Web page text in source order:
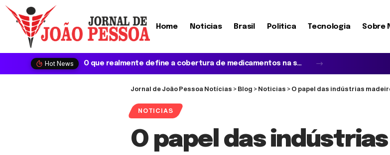
Home Noticias Brasil Politica Tecnologia Sobre
Hot News Quando o idoso não reconhece a família e acredita em impostores: entenda a síndrome de Capgras
Jornal de João Pessoa Notícias > Blog > Noticias > O papel das indústrias madeireira
NOTICIAS
O papel das